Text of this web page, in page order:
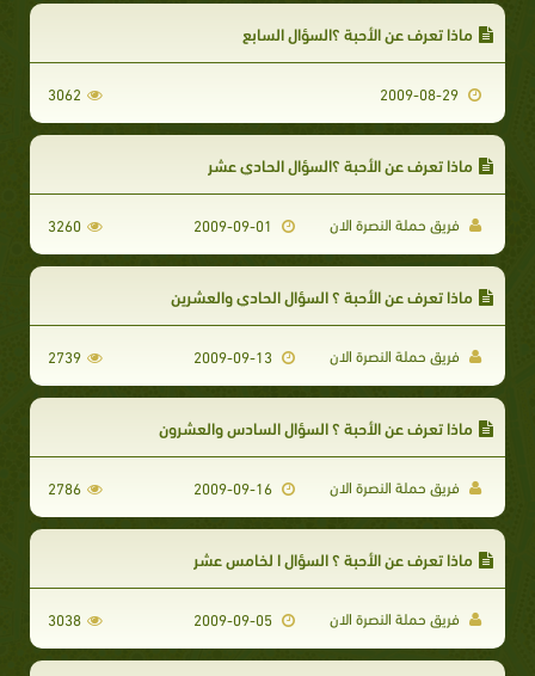
ماذا تعرف عن الأحبة ؟السؤال السابع
3062
ماذا تعرف عن الأحبة ؟السؤال الحادي عشر
فريق حملة النصرة الان 3260
ماذا تعرف عن الأحبة ؟ السؤال الحادي والعشرين
فريق حملة النصرة الان 2739
ماذا تعرف عن الأحبة ؟ السؤال السادس والعشرون
فريق حملة النصرة الان 2786
ماذا تعرف عن الأحبة ؟ السؤال ا لخامس عشر
فريق حملة النصرة الان 3038